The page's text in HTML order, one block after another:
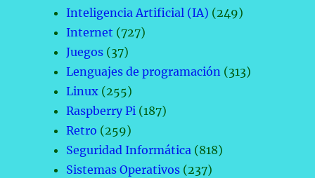
Inteligencia Artificial (IA) (249)
Internet (727)
Juegos (37)
Lenguajes de programación (313)
Linux (255)
Raspberry Pi (187)
Retro (259)
Seguridad Informática (818)
Sistemas Operativos (237)